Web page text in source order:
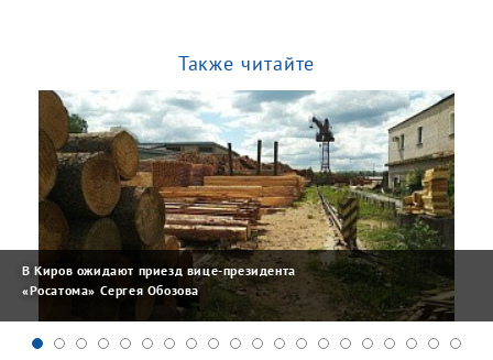
Также читайте
В Киров ожидают приезд вице-президента
«Росатома» Сергея Обозова